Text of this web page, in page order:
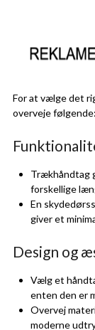
For at vælge det
overveje følgende:
Trækhåndtag
forskellige
En
giver et
Design og
Vælg et
enten den er
Overvej
moderne